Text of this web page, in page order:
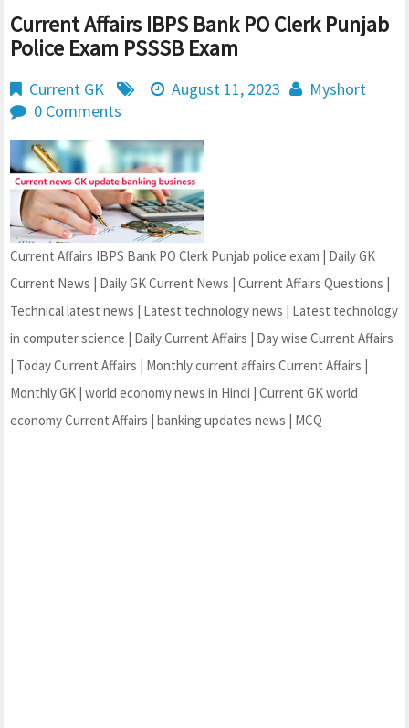
Current Affairs IBPS Bank PO Clerk Punjab
Police Exam PSSSB Exam
Current GK August 11, 2023
Myshort
0 Comments
Current Affairs IBPS Bank PO Clerk Punjab police exam | Daily GK
Current News | Daily GK Current News | Current Affairs Questions |
Technical latest news | Latest technology news | Latest technology
in computer science | Daily Current Affairs | Day wise Current Affairs
| Today Current Affairs | Monthly current affairs Current Affairs |
Monthly GK | world economy news in Hindi | Current GK world
economy Current Affairs | banking updates news | MCQ